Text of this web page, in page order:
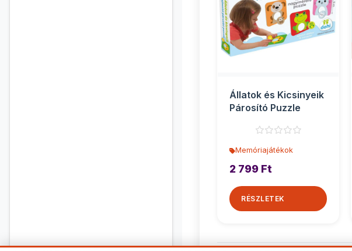
Állatok és Kicsinyeik
Párosító Puzzle
Memóriajátékok
2 799 Ft
RÉSZLETEK